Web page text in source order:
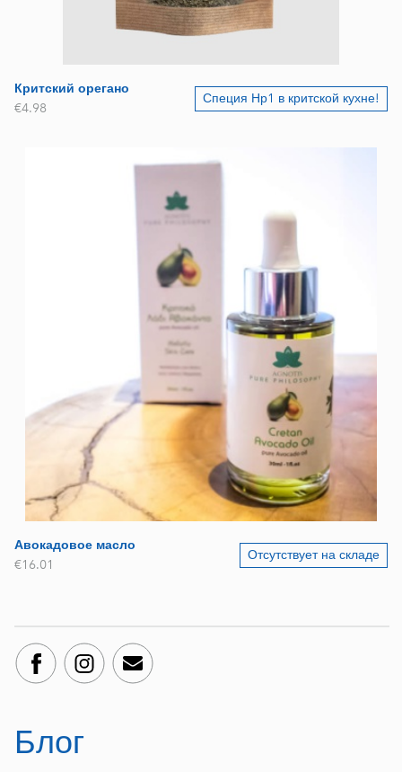
Критский орегано
€4.98
Специя Нр1 в критской кухне!
Авокадовое масло
€16.01
Отсутствует на складе
Блог